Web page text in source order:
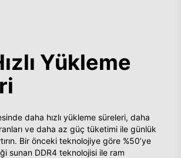
Yükleme
daha hızlı yükleme süreleri, daha
ve daha az güç tüketimi ile günlük
Bir önceki teknolojiye göre %50’ye
sunan DDR4 teknolojisi ile ram